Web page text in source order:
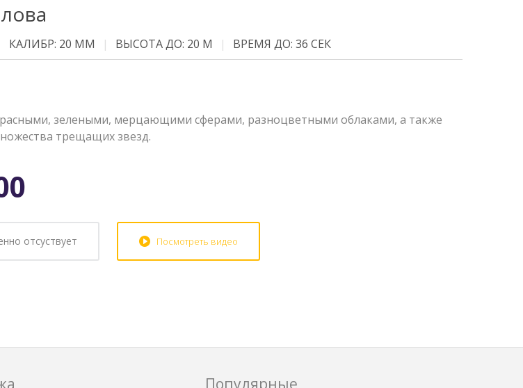
КАЛИБР: 20 ММ ВЫСОТА ДО: 20 М ВРЕМЯ ДО: 36 СЕК
зелеными, мерцающими сферами, разноцветными облаками, а также
трещащих звезд.
отсуствует Посмотреть видео
Популярные